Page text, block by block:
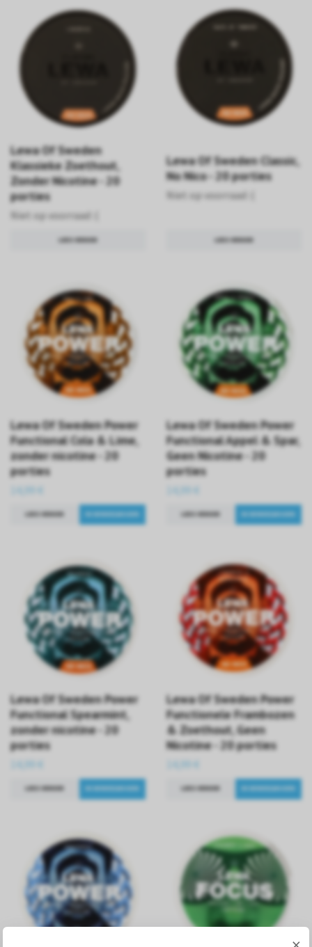
Lewa Of Sweden
Klassieke Zoethout,
Zonder Nicotine - 20
porties
Niet op voorraad :(
LEES VERDER
Lewa Of Sweden Classic,
No Nico - 20 porties
Niet op voorraad :(
LEES VERDER
Lewa Of Sweden Power
Functional Cola & Lime,
zonder nicotine - 20
porties
14,99 €
LEES VERDER
Lewa Of Sweden Power
Functional Appel & Spar,
Geen Nicotine - 20
porties
14,99 €
LEES VERDER
Lewa Of Sweden Power
Functional Spearmint,
zonder nicotine - 20
porties
Lewa Of Sweden Power
Functionele Frambozen
& Zoethout, Geen
Nicotine - 20 porties